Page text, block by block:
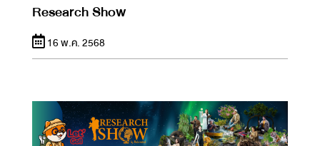
Research Show
16 พ.ค. 2568